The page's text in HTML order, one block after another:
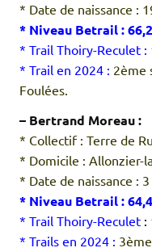
* Date de naissance :
* Niveau Betrail :
* Trail Thoiry-Reculet :
* Trail en 2024 : 2ème
Foulées.
– Bertrand Moreau :
* Collectif : Terre de
* Domicile : Allonzier-
* Date de naissance :
* Niveau Betrail :
* Trail Thoiry-Reculet :
* Trails en 2024 :